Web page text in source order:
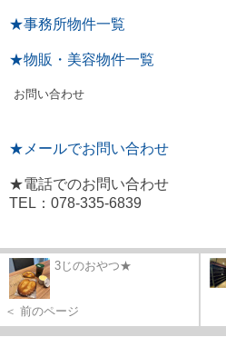
★事務所物件一覧
★物販・美容物件一覧
お問い合わせ
★メールでお問い合わせ
★電話でのお問い合わせ
TEL：078-335-6839
3じのおやつ★
＜ 前のページ